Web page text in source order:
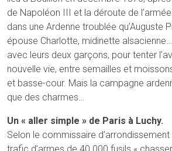
de Napoléon III et la déroute de
dans une Ardenne troublée qu’Auguste
épouse Charlotte, midinette
avec leurs deux garçons, pour tenter
nouvelle vie, entre semailles et
et basse-cour. Mais la campagne
que des charmes…
Un « aller simple » de Paris à Luchy.
Selon le commissaire d’arrondissement